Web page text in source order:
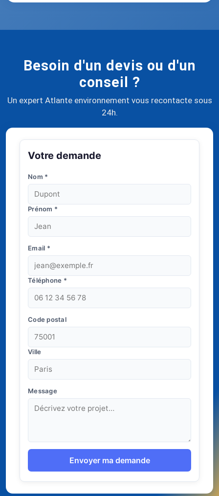
Besoin d'un devis ou d'un
conseil ?
Un expert Atlante environnement vous recontacte sous
24h.
Votre demande
Nom *
Prénom *
Email *
Téléphone *
Code postal
Ville
Message
Envoyer ma demande